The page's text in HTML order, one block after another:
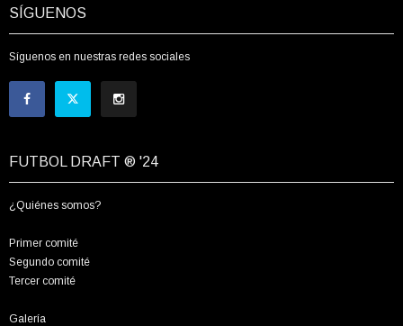
SÍGUENOS
Síguenos en nuestras redes sociales
FUTBOL DRAFT ® '24
¿Quiénes somos?
Primer comité
Segundo comité
Tercer comité
Galería